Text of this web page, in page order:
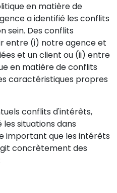
en matière de
a identifié les conflits
sein. Des conflits
entre (i) notre agence et
et un client ou (ii) entre
en matière de conflits
caractéristiques propres
conflits d'intérêts,
situations dans
important que les intérêts
concrètement des